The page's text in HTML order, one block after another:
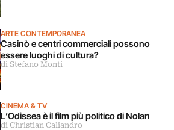
ARTE CONTEMPORANEA
Casinò e centri commerciali possono
essere luoghi di cultura?
di Stefano Monti
CINEMA & TV
L’Odissea è il film più politico di Nolan
di Christian Caliandro